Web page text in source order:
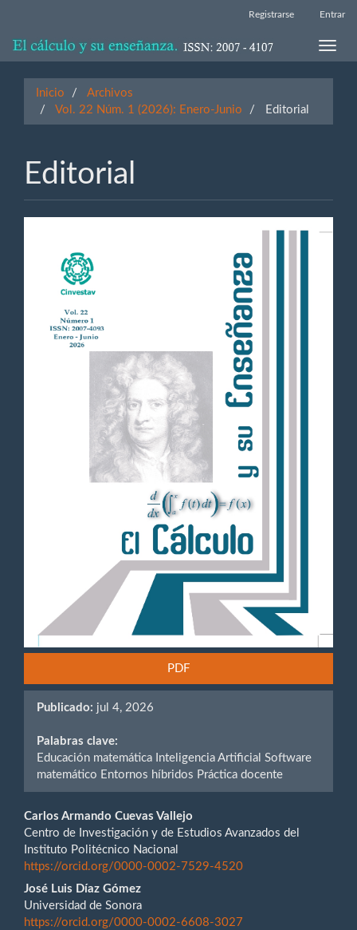
Contenido
lateral
Registrarse Entrar
Toggle
Inicio
Archivos
Vol. 22 Núm. 1 (2026): Enero-Junio
Editorial
Editorial
lateral
artículo
PDF
Publicado: jul 4, 2026
Palabras clave:
Educación matemática Inteligencia Artificial Software
matemático Entornos híbridos Práctica docente
Contenido
principal
del
artículo
Carlos Armando Cuevas Vallejo
Centro de Investigación y de Estudios Avanzados del
Instituto Politécnico Nacional
https://orcid.org/0000-0002-7529-4520
José Luis Díaz Gómez
Universidad de Sonora
https://orcid.org/0000-0002-6608-3027